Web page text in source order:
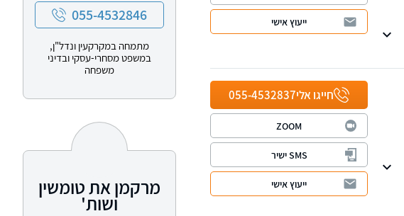
ייעוץ אישי
חייגו אלי055-4532837
ZOOM
SMS ישיר
ייעוץ אישי
055-4532846
מתמחה במקרקעין ונדל"ן,
במשפט מסחרי-עסקי ובדיני
משפחה
מרקמן את טומשין
ושות'